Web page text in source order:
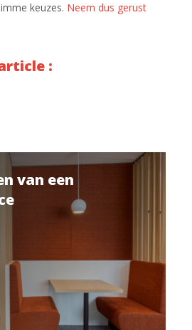
keuzes. Neem dus gerust
:
van een